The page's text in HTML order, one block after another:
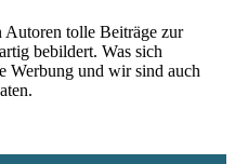
Autoren tolle Beiträge zur
bebildert. Was sich
Werbung und wir sind auch